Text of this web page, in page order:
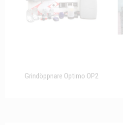
Grindöppnare Optimo OP2